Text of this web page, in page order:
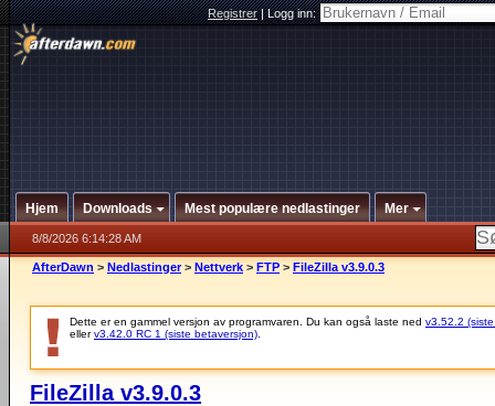
Registrer|Logg inn:
Hjem Downloads Mest populære nedlastinger Mer
8/8/2026 6:14:28 AM
AfterDawn > Nedlastinger > Nettverk > FTP > FileZilla v3.9.0.3
Dette er en gammel versjon av programvaren. Du kan også laste ned v3.52.2
ellerv3.42.0 RC 1 (siste betaversjon)
FileZilla v3.9.0.3